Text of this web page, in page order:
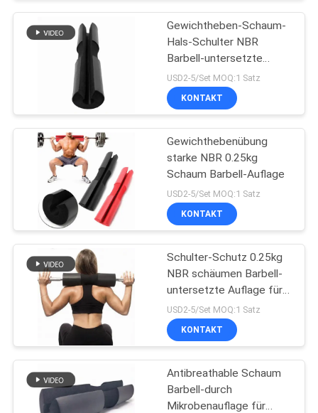
SIE
EIN
SITEMAP
PRIVACY
POLICY
Rolle
Schalldämmungs-
Brett
21
Nitrilkautschuk-
Isolierrohr
25
Gewichtheben-Schaum-
Hals-Schulter NBR
Barbell-untersetzte
Auflage
USD2-5/Set MOQ:1 Satz
KONTAKT
Gewichthebenübung
starke NBR 0.25kg
Schaum Barbell-Auflage
USD2-5/Set MOQ:1 Satz
KONTAKT
Schulter-Schutz 0.25kg
NBR schäumen Barbell-
untersetzte Auflage für
Turnhalle
USD2-5/Set MOQ:1 Satz
KONTAKT
Antibreathable Schaum
Barbell-durch
Mikrobenauflage für